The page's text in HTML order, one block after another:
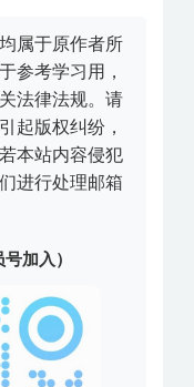
属于原作者所
参考学习用，
法律法规。请
起版权纠纷，
本站内容侵犯
进行处理邮箱
加入）